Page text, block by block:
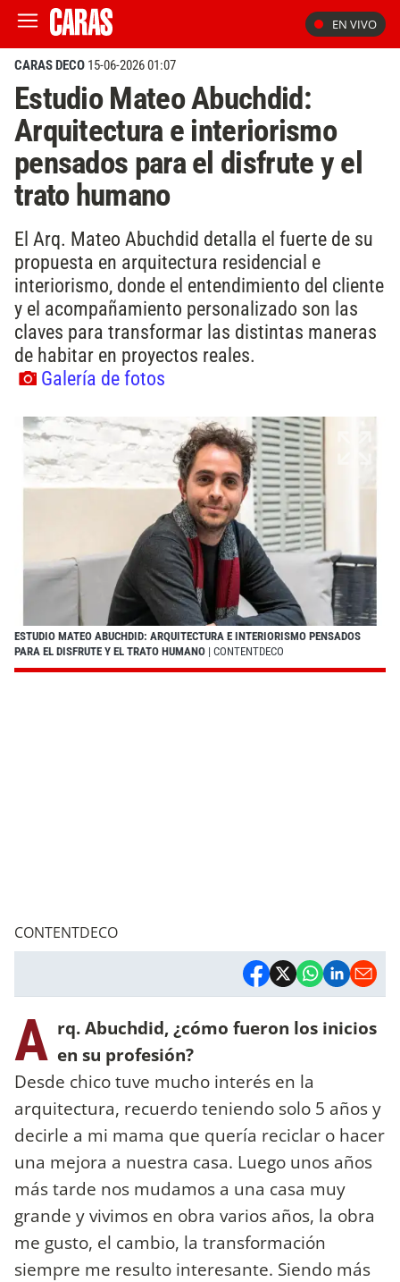
EN VIVO
CARAS DECO 15-06-2026 01:07
Estudio Mateo Abuchdid:
Arquitectura e interiorismo
pensados para el disfrute y el
trato humano
El Arq. Mateo Abuchdid detalla el fuerte de su
propuesta en arquitectura residencial e
interiorismo, donde el entendimiento del cliente
y el acompañamiento personalizado son las
claves para transformar las distintas maneras
de habitar en proyectos reales.
Galería de fotos
ESTUDIO MATEO ABUCHDID: ARQUITECTURA E INTERIORISMO PENSADOS
PARA EL DISFRUTE Y EL TRATO HUMANO | CONTENTDECO
CONTENTDECO
A rq. Abuchdid, ¿cómo fueron los inicios
en su profesión?
Desde chico tuve mucho interés en la
arquitectura, recuerdo teniendo solo 5 años y
decirle a mi mama que quería reciclar o hacer
una mejora a nuestra casa. Luego unos años
más tarde nos mudamos a una casa muy
grande y vivimos en obra varios años, la obra
me gusto, el cambio, la transformación
siempre me resulto interesante. Siendo más